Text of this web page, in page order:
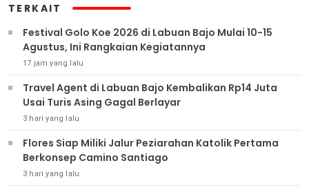
TERKAIT
Festival Golo Koe 2026 di Labuan Bajo Mulai 10-15
Agustus, Ini Rangkaian Kegiatannya
17 jam yang lalu
Travel Agent di Labuan Bajo Kembalikan Rp14 Juta
Usai Turis Asing Gagal Berlayar
3 hari yang lalu
Flores Siap Miliki Jalur Peziarahan Katolik Pertama
Berkonsep Camino Santiago
3 hari yang lalu